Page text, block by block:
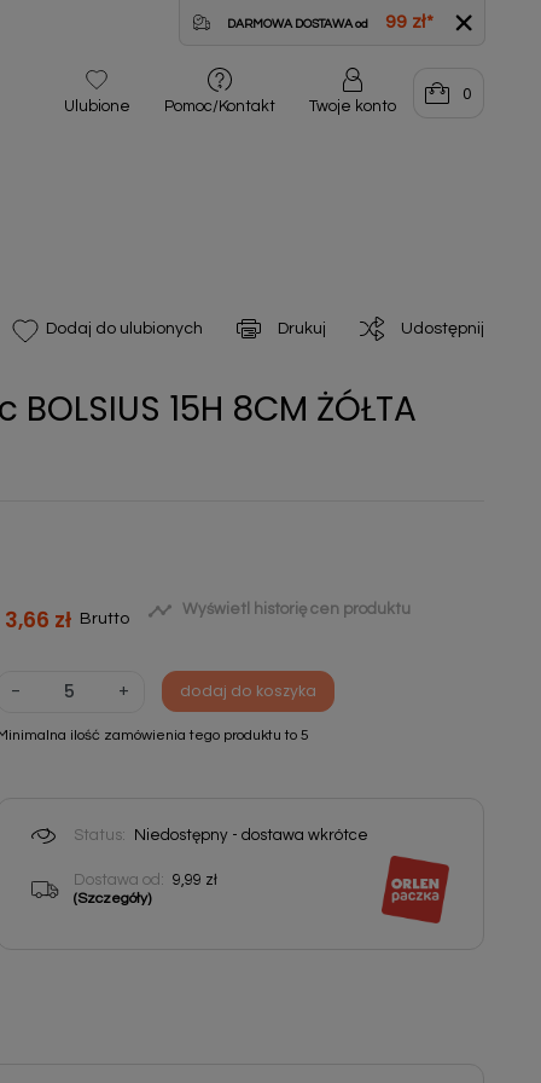
DARMOWA DOSTAWA od 99 zł*
Ulubione Pomoc/Kontakt Twoje konto
0
Dodaj do ulubionych Drukuj Udostępnij
15H 8CM ŻÓŁTA
3,66 zł Brutto  Wyświetl historię cen produktu
- + dodaj do koszyka
ilość zamówienia tego produktu to 5
Status: Niedostępny - dostawa wkrótce
Dostawa od: 9,99 zł
(Szczegóły)